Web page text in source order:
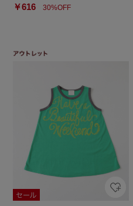
￥616 30%OFF